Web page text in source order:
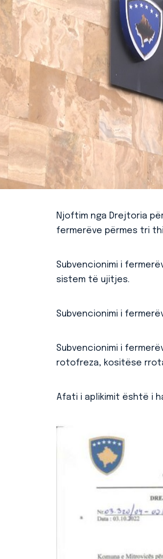
Njoftim nga Drejtoria
fermerëve përmes tri
Subvencionimi i
sistem të ujitjes.
Subvencionimi i
Subvencionimi i
rotofreza, kositëse
Afati i aplikimit është i